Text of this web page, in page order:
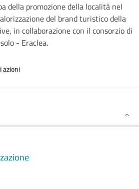
della promozione della località nel
del brand turistico della
in collaborazione con il consorzio di
- Eraclea.
azioni